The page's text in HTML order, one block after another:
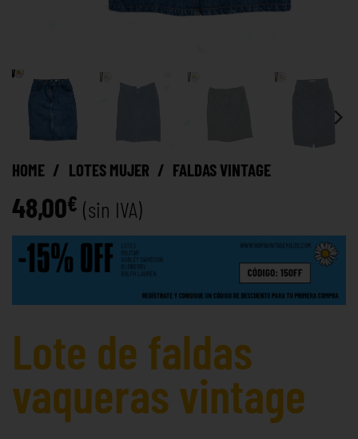
HOME / LOTES MUJER / FALDAS VINTAGE
48,00€ (sin IVA)
Lote de faldas
vaqueras vintage